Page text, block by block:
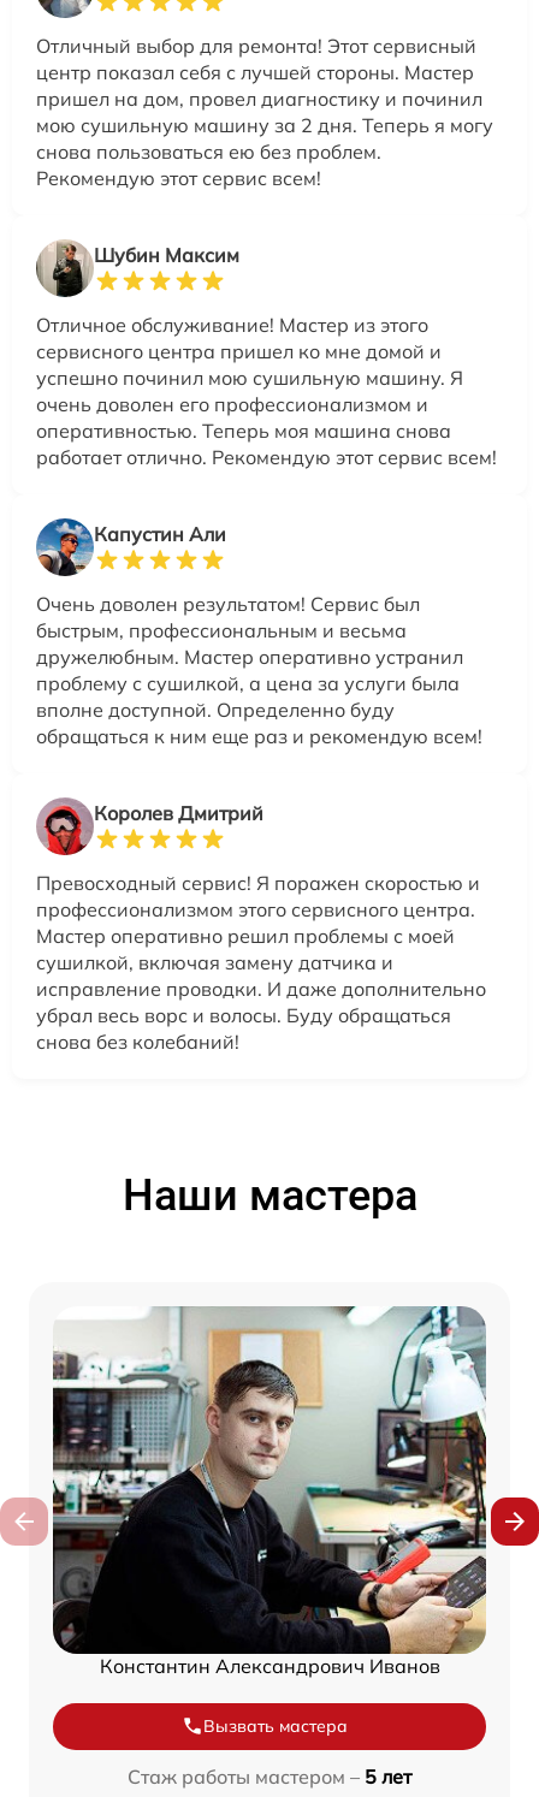
Отличный выбор для ремонта! Этот сервисный
центр показал себя с лучшей стороны. Мастер
пришел на дом, провел диагностику и починил
мою сушильную машину за 2 дня. Теперь я могу
снова пользоваться ею без проблем.
Рекомендую этот сервис всем!
Шубин Максим
Отличное обслуживание! Мастер из этого
сервисного центра пришел ко мне домой и
успешно починил мою сушильную машину. Я
очень доволен его профессионализмом и
оперативностью. Теперь моя машина снова
работает отлично. Рекомендую этот сервис всем!
Капустин Али
Очень доволен результатом! Сервис был
быстрым, профессиональным и весьма
дружелюбным. Мастер оперативно устранил
проблему с сушилкой, а цена за услуги была
вполне доступной. Определенно буду
обращаться к ним еще раз и рекомендую всем!
Королев Дмитрий
Превосходный сервис! Я поражен скоростью и
профессионализмом этого сервисного центра.
Мастер оперативно решил проблемы с моей
сушилкой, включая замену датчика и
исправление проводки. И даже дополнительно
убрал весь ворс и волосы. Буду обращаться
снова без колебаний!
Наши мастера
Константин Александрович Иванов
Вызвать мастера
Стаж работы мастером – 5 лет